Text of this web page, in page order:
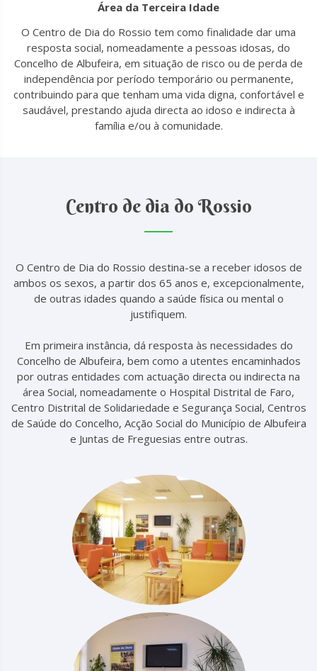
Área da Terceira Idade
O Centro de Dia do Rossio tem como finalidade dar uma
resposta social, nomeadamente a pessoas idosas, do
Concelho de Albufeira, em situação de risco ou de perda de
independência por período temporário ou permanente,
contribuindo para que tenham uma vida digna, confortável e
saudável, prestando ajuda directa ao idoso e indirecta à
família e/ou à comunidade.
Centro de dia do Rossio
O Centro de Dia do Rossio destina-se a receber idosos de
ambos os sexos, a partir dos 65 anos e, excepcionalmente,
de outras idades quando a saúde física ou mental o
justifiquem.
Em primeira instância, dá resposta às necessidades do
Concelho de Albufeira, bem como a utentes encaminhados
por outras entidades com actuação directa ou indirecta na
área Social, nomeadamente o Hospital Distrital de Faro,
Centro Distrital de Solidariedade e Segurança Social, Centros
de Saúde do Concelho, Acção Social do Município de Albufeira
e Juntas de Freguesias entre outras.